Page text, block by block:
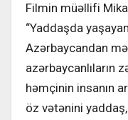
Filmin müəllifi
“Yaddaşda
Azərbaycandan
azərbaycanlıların
həmçinin insanın
öz vətənini